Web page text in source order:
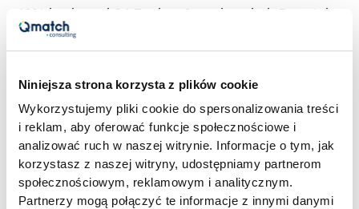
Niniejsza strona korzysta z plików cookie
Wykorzystujemy pliki cookie do spersonalizowania treści
i reklam, aby oferować funkcje społecznościowe i
analizować ruch w naszej witrynie. Informacje o tym, jak
korzystasz z naszej witryny, udostępniamy partnerom
społecznościowym, reklamowym i analitycznym.
Partnerzy mogą połączyć te informacje z innymi danymi
40% i osiągnął 34,7 mln m² powierzchni. Powstają
kolejne hale, ale wraz z nimi coraz bardziej
portale nazywają „pustostanami pracowników”:
rosnące powierzchnie składowe i kurcząca się
dostępność rąk do pracy. 74% firm w Polsce
zgłasza trudności w rekrutacji do prostych, […]
Read More »